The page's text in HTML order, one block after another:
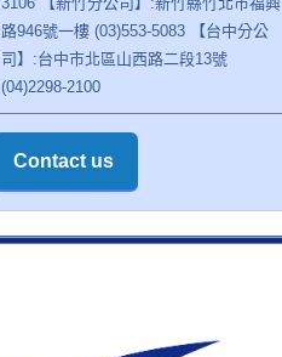
路946號一樓 (03)553-5083 【台中分公
司】:台中市北區山西路二段13號
(04)2298-2100
Contact us